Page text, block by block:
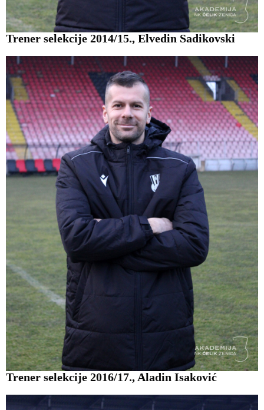
Trener selekcije 2014/15., Elvedin Sadikovski
Trener selekcije 2016/17., Aladin Isaković